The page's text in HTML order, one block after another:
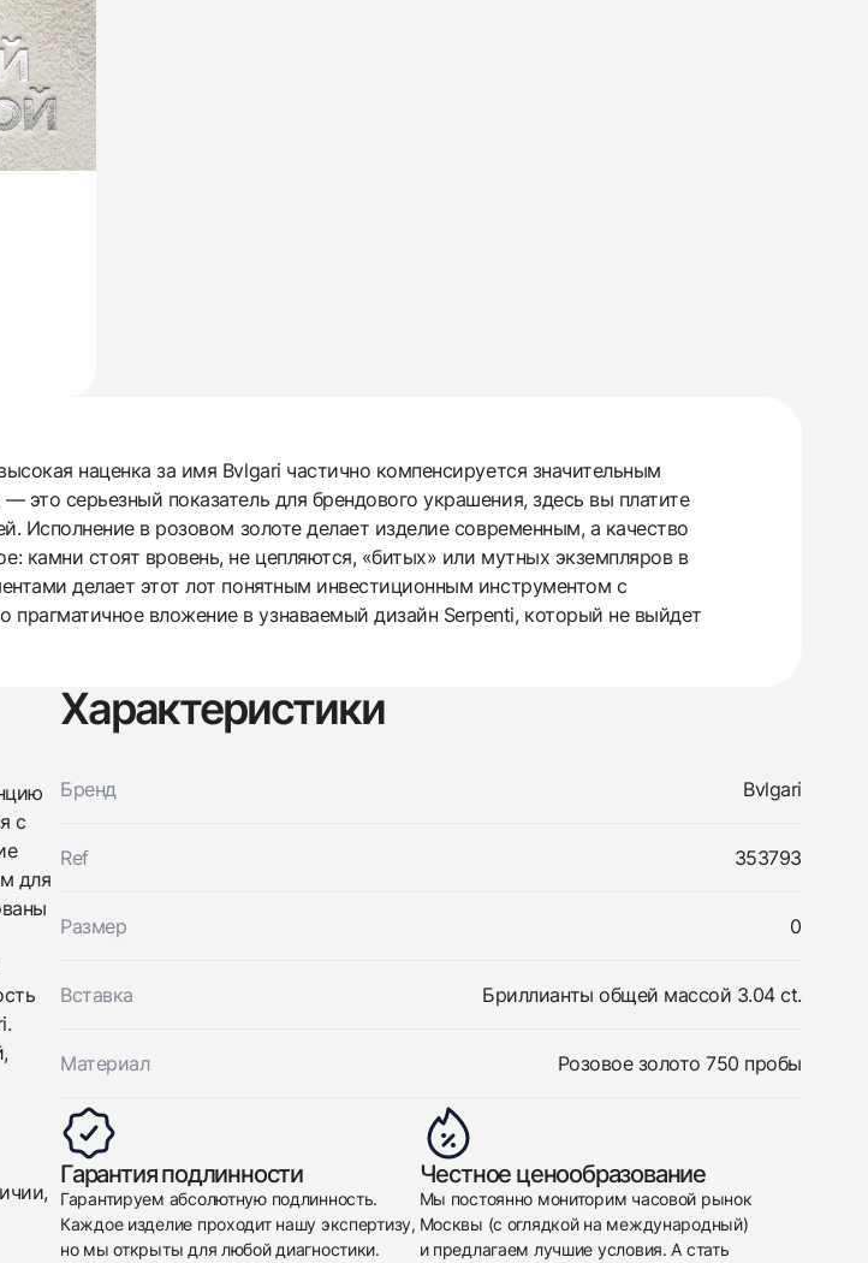
наценка за имя Bvlgari частично компенсируется значительным
это серьезный показатель для брендового украшения, здесь вы платите
Исполнение в розовом золоте делает изделие современным, а качество
камни стоят вровень, не цепляются, «битых» или мутных экземпляров в
делает этот лот понятным инвестиционным инструментом с
вложение в узнаваемый дизайн Serpenti, который не выйдет
с
для
Характеристики
Бренд Bvlgari
Ref 353793
Размер 0
Вставка Бриллианты общей массой 3.04 ct.
Материал Розовое золото 750 пробы
Гарантия подлинности
Гарантируем абсолютную подлинность.
Каждое изделие проходит нашу экспертизу,
но мы открыты для любой диагностики.
Честное ценообразование
Мы постоянно мониторим часовой рынок
Москвы (с оглядкой на международный)
и предлагаем лучшие условия. А стать
данные и мы свяжемся с
Bracelet Rose Gold
+ Документы
Viper Bracelet Rose Gold
+ Документы
фото ваших часов…